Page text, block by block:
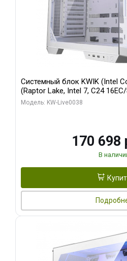
Системный блок KWIK (Intel
(Raptor Lake, Intel 7, C24
модуля)/ Gigabyte RX9070XT
Модель: KW-Live0038
170 698
В